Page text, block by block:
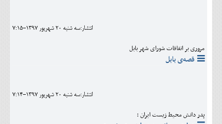
انتشار:سه شنبه 20 شهريور 1397-7:15
مروری بر اتفاقات شورای شهر بابل
قصه‌ی بابل
انتشار:سه شنبه 20 شهريور 1397-7:14
پدر دانش محیط زیست ایران :